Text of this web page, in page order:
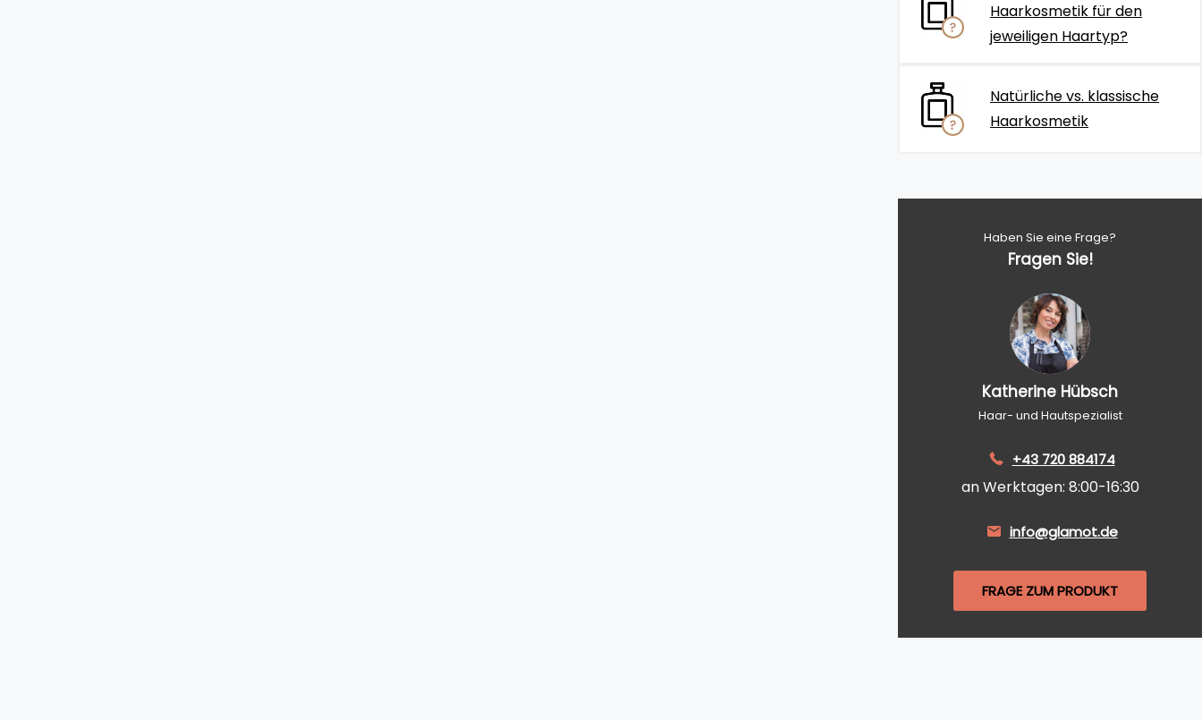
Haarkosmetik für den
jeweiligen Haartyp?
Natürliche vs. klassische
Haarkosmetik
Haben Sie eine Frage?
Fragen Sie!
Katherine Hübsch
Haar- und Hautspezialist
+43 720 884174
an Werktagen: 8:00-16:30
info@glamot.de
FRAGE ZUM PRODUKT